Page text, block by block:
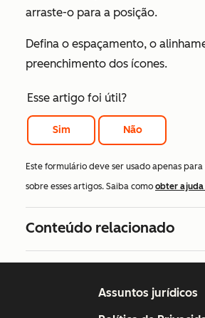
arraste-o para a posição.
Defina o espaçamento, o
preenchimento dos ícones.
Esse artigo foi útil?
Sim Não
Este formulário deve ser usado apenas
sobre esses artigos. Saiba como obter ajuda
Conteúdo relacionado
Assuntos jurídicos